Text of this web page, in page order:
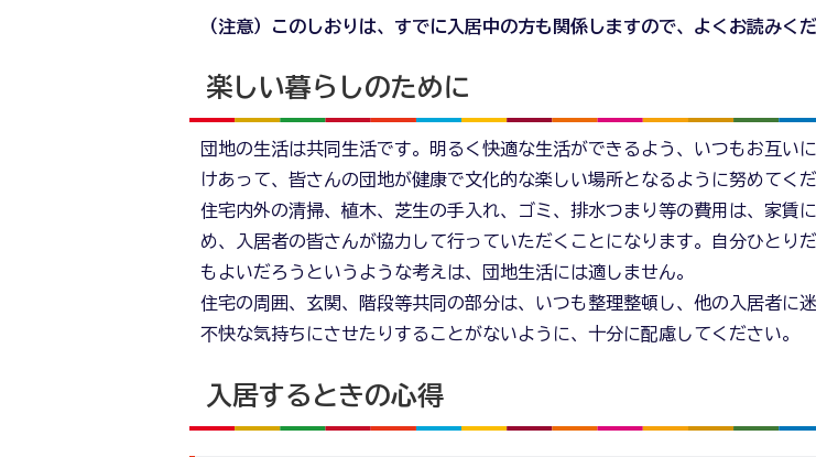
（注意）このしおりは、すでに入居中の方も関係しますので、よくお読みくだ
楽しい暮らしのために
団地の生活は共同生活です。明るく快適な生活ができるよう、いつもお互い
けあって、皆さんの団地が健康で文化的な楽しい場所となるように努めてくだ
住宅内外の清掃、植木、芝生の手入れ、ゴミ、排水つまり等の費用は、家賃
め、入居者の皆さんが協力して行っていただくことになります。自分ひとり
もよいだろうというような考えは、団地生活には適しません。
住宅の周囲、玄関、階段等共同の部分は、いつも整理整頓し、他の入居者に迷
不快な気持ちにさせたりすることがないように、十分に配慮してください。
入居するときの心得